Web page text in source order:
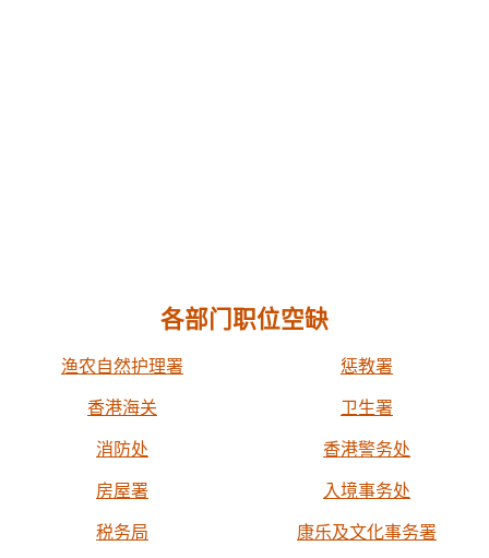
各部门职位空缺
渔农自然护理署 惩教署
香港海关 卫生署
消防处 香港警务处
房屋署 入境事务处
税务局 康乐及文化事务署